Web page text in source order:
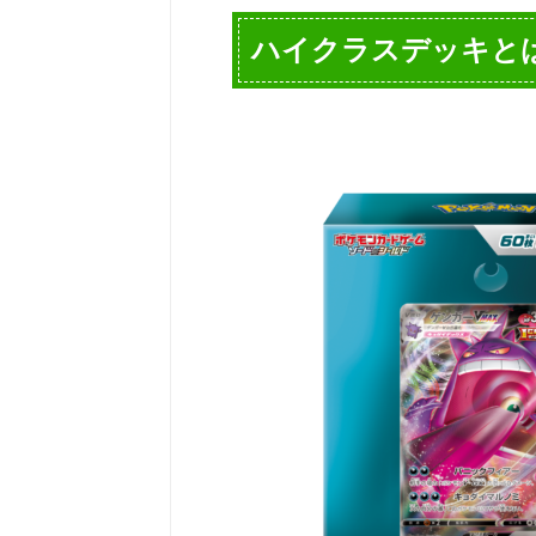
ハイクラスデッキと